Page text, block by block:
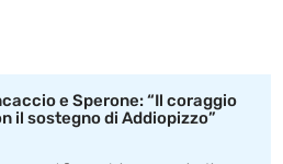
e Sperone: “Il coraggio
il sostegno di Addiopizzo”